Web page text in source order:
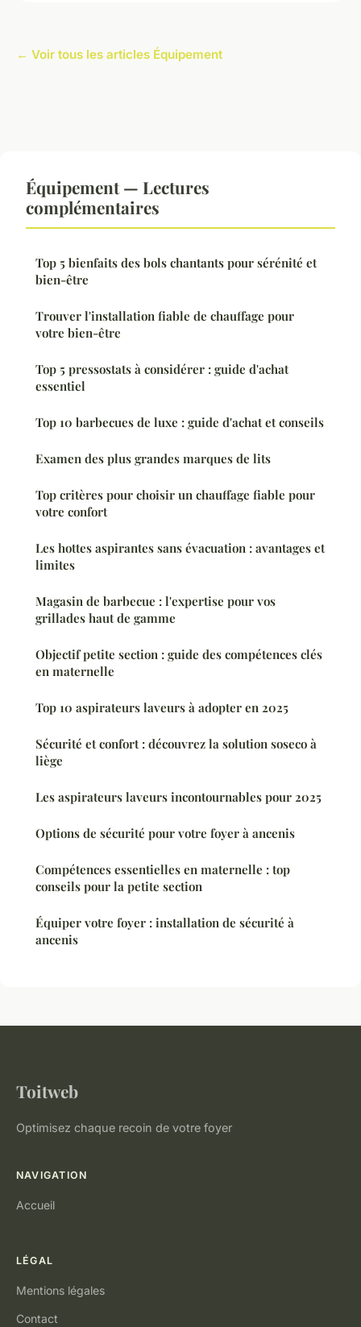
← Voir tous les articles Équipement
Équipement — Lectures
complémentaires
Top 5 bienfaits des bols chantants pour sérénité et
bien-être
Trouver l'installation fiable de chauffage pour
votre bien-être
Top 5 pressostats à considérer : guide d'achat
essentiel
Top 10 barbecues de luxe : guide d'achat et conseils
Examen des plus grandes marques de lits
Top critères pour choisir un chauffage fiable pour
votre confort
Les hottes aspirantes sans évacuation : avantages et
limites
Magasin de barbecue : l'expertise pour vos
grillades haut de gamme
Objectif petite section : guide des compétences clés
en maternelle
Top 10 aspirateurs laveurs à adopter en 2025
Sécurité et confort : découvrez la solution soseco à
liège
Les aspirateurs laveurs incontournables pour 2025
Options de sécurité pour votre foyer à ancenis
Compétences essentielles en maternelle : top
conseils pour la petite section
Équiper votre foyer : installation de sécurité à
ancenis
Toitweb
Optimisez chaque recoin de votre foyer
NAVIGATION
Accueil
LÉGAL
Mentions légales
Contact